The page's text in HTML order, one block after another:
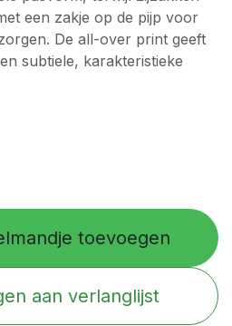
een zakje op de pijp voor
De all-over print geeft
subtiele, karakteristieke
toevoegen
aan verlanglijst